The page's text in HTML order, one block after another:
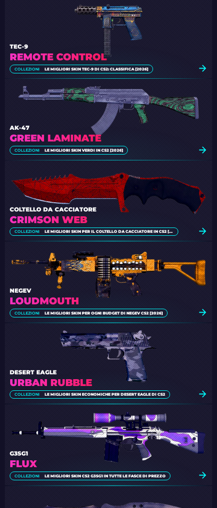
REMOTE CONTROL
TEC-9
COLLEZIONI LE MIGLIORI SKIN TEC-9 DI CS2: CLASSIFICA [2026]
GREEN LAMINATE
AK-47
COLLEZIONI LE MIGLIORI SKIN VERDI IN CS2 [2026]
CRIMSON WEB
COLTELLO DA CACCIATORE
COLLEZIONI LE MIGLIORI SKIN PER IL COLTELLO DA CACCIATORE IN CS2 [2026]
LOUDMOUTH
NEGEV
COLLEZIONI LE MIGLIORI SKIN PER OGNI BUDGET DI NEGEV CS2 [2026]
URBAN RUBBLE
DESERT EAGLE
COLLEZIONI LE MIGLIORI SKIN ECONOMICHE PER DESERT EAGLE DI CS2
FLUX
G3SG1
COLLEZIONI LE MIGLIORI SKIN CS2 G3SG1 IN TUTTE LE FASCE DI PREZZO